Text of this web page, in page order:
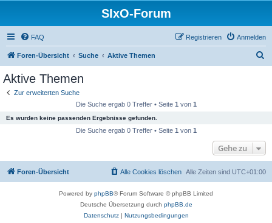
SIxO-Forum
FAQ Anmelden
Registrieren
Foren-Übersicht Suche Aktive Themen
Aktive Themen
Zur erweiterten Suche
Die Suche ergab 0 Treffer • Seite 1 von 1
Es wurden keine passenden Ergebnisse gefunden.
Die Suche ergab 0 Treffer • Seite 1 von 1
Gehe zu
Foren-Übersicht Alle Zeiten sind UTC+01:00
Alle Cookies löschen
Powered by phpBB® Forum Software © phpBB Limited
Deutsche Übersetzung durch phpBB.de
Datenschutz| Nutzungsbedingungen